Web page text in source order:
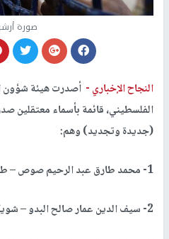
صورة
النجاح الإخباري - أصدرت هيئة شؤون
الفلسطيني، قائمة بأسماء معتقلين
(جديدة وتجديد) وهم:
1- محمد طارق عبد الرحيم صوص – طولكرم – 6 أشهر
2- سيف الدين عمار صالح البدو – شويكة – 6 أشهر